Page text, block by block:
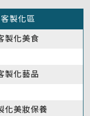
客製化區
製化美食
製化藝品
化美妝保養